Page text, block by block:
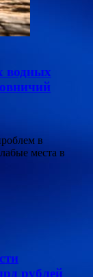
водных
в
места в
рублей